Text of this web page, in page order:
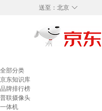
◇
送至： 北京
全部分类
京东知识库
品牌排行榜
普联摄像头
一体机